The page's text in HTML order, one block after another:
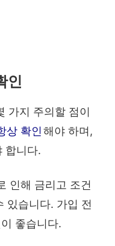
인
가지 주의할 점이
상 확인해야 하며,
합니다.
인해 금리고 조건
있습니다. 가입 전
좋습니다.